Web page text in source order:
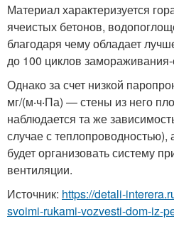
Материал характеризуется
ячеистых бетонов,
благодаря чему обладает
до 100 циклов
Однако за счет низкой
мг/(м‧ч‧Па) — стены из него
наблюдается та же
случае с теплопроводностью),
будет организовать систему
вентиляции.
Источник: https://detali-
svoimi-rukami-vozvesti-dom-iz-